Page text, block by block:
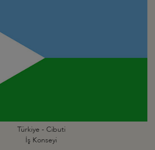
Türkiye - Cibuti
İş Konseyi